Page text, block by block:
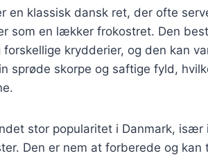
en klassisk dansk ret, der ofte
som en lækker frokostret. Den
forskellige krydderier, og den kan
sprøde skorpe og saftige fyld,
stor popularitet i Danmark,
Den er nem at forberede og